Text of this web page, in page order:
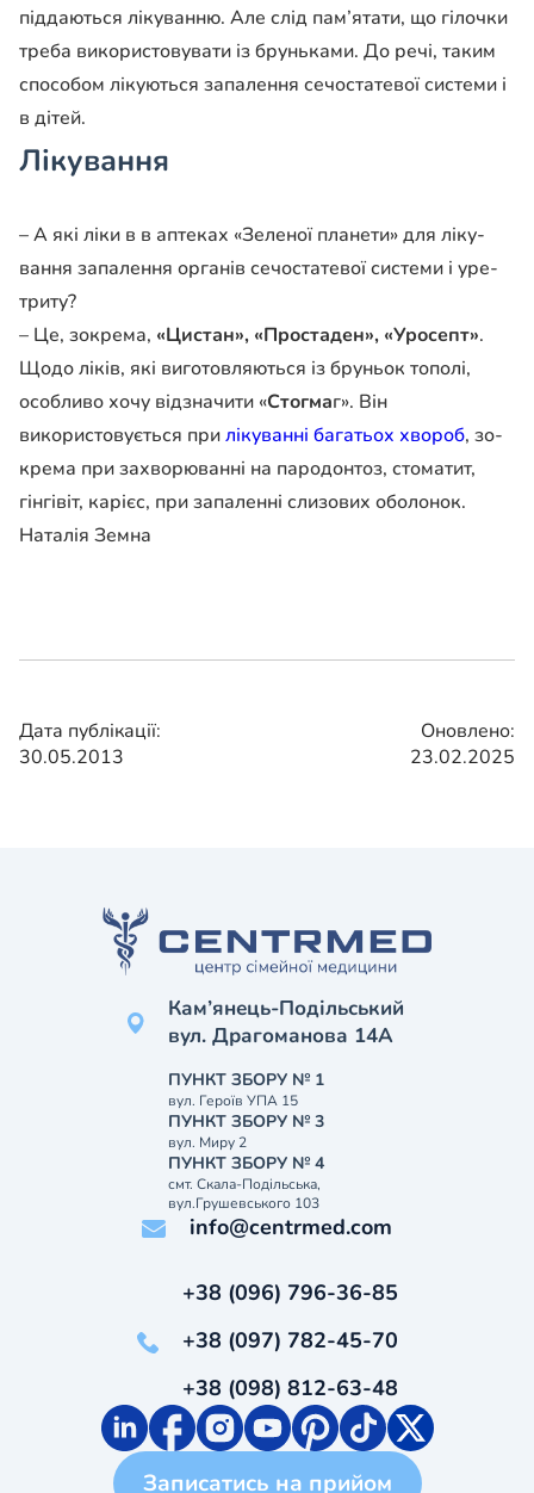
піддаються лікуванню. Але слід пам’ята­ти, що гілочки
треба вико­ристовувати із бруньками. До речі, таким
способом лі­куються запалення сечоста­тевої системи і
в дітей.
Лікування
– А які ліки в в аптеках «Зеленої планети» для ліку­
вання запалення органів се­чостатевої системи і уре­
триту?
– Це, зокрема, «Цистан», «Простаден», «Уросепт».
Що­до ліків, які виготовляються із бруньок тополі,
особливо хочу відзначити «Стогмаг». Він
використовується прилі­куванні багатьох хвороб, зо­
крема при захворюванні на пародонтоз, стоматит,
гінгі­віт, карієс, при запаленні сли­зових оболонок.
Наталія Земна
Дата публікації:
30.05.2013
Оновлено:
23.02.2025
Кам’янець-Подільський
вул. Драгоманова 14А
ПУНКТ ЗБОРУ № 1
вул. Героїв УПА 15
ПУНКТ ЗБОРУ № 3
вул. Миру 2
ПУНКТ ЗБОРУ № 4
смт. Скала-Подільська,
вул.Грушевського 103
info@centrmed.com
+38 (096) 796-36-85
+38 (097) 782-45-70
+38 (098) 812-63-48
Записатись на прийом